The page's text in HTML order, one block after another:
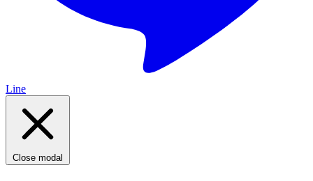
Line
Close modal